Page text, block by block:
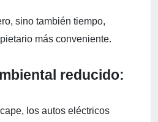
sino también tiempo,
más conveniente.
reducido:
los autos eléctricos